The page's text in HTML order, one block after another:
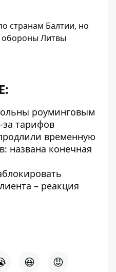
странам Балтии, но
обороны Литвы
роуминговым
за тарифов
временную
названа конечная
– реакция
😆 😡